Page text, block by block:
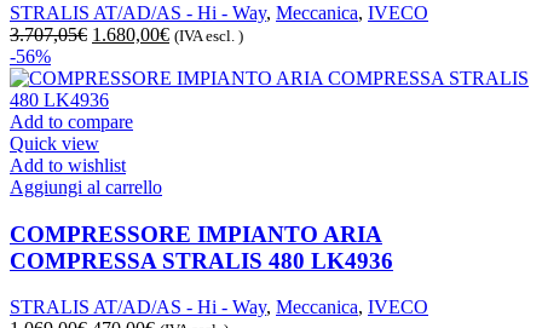
STRALIS AT/AD/AS - Hi - Way, Meccanica, IVECO
3.707,05€ Il
originale
era:
3.707,05€.
1.680,00€Il
attuale
(IVA escl. )
-56%
Add to compare
Quick view
Add to wishlist
Aggiungi al carrello
COMPRESSORE IMPIANTO ARIA
COMPRESSA STRALIS 480 LK4936
STRALIS AT/AD/AS - Hi - Way, Meccanica, IVECO